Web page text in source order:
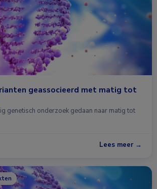
geassocieerd met matig tot
genetisch onderzoek gedaan naar matig tot
Lees meer →